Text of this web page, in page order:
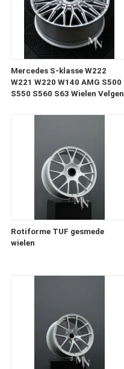
Mercedes S-klasse W222
W221 W220 W140 AMG S500
S550 S560 S63 Wielen Velgen
Rotiforme TUF gesmede
wielen